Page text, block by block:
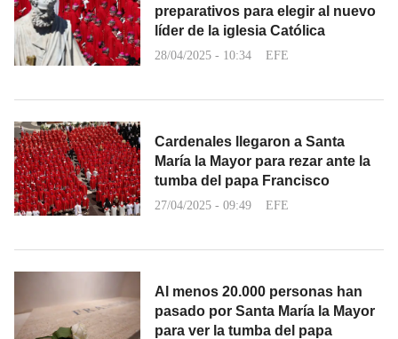
preparativos para elegir al nuevo
líder de la iglesia Católica
28/04/2025 - 10:34 EFE
Cardenales llegaron a Santa
María la Mayor para rezar ante la
tumba del papa Francisco
27/04/2025 - 09:49 EFE
Al menos 20.000 personas han
pasado por Santa María la Mayor
para ver la tumba del papa